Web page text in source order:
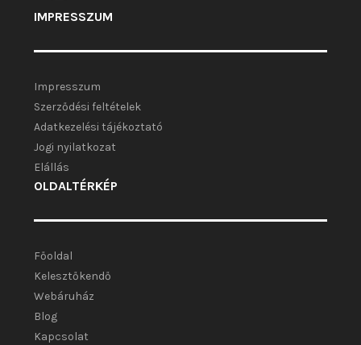
IMPRESSZUM
Impresszum
Szerződési feltételek
Adatkezelési tájékoztató
Jogi nyilatkozat
Elállás
OLDALTÉRKÉP
Főoldal
Kelesztőkendő
Webáruház
Blog
Kapcsolat